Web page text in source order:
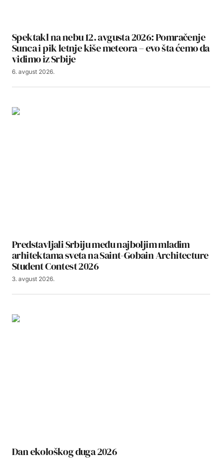
Spektakl na nebu 12. avgusta 2026: Pomračenje
Sunca i pik letnje kiše meteora – evo šta ćemo da
vidimo iz Srbije
6. avgust 2026.
Predstavljali Srbiju među najboljim mladim
arhitektama sveta na Saint-Gobain Architecture
Student Contest 2026
3. avgust 2026.
Dan ekološkog duga 2026